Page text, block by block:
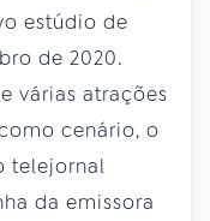
estúdio de
de 2020.
várias atrações
cenário, o
telejornal
da emissora